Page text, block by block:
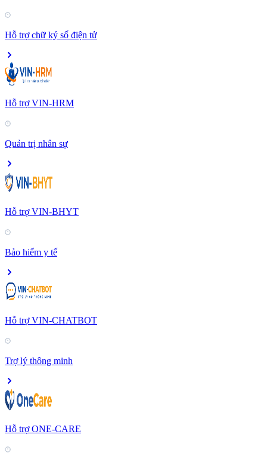
Hỗ trợ chữ ký số điện tử
Hỗ trợ VIN-HRM
Quản trị nhân sự
Hỗ trợ VIN-BHYT
Bảo hiểm y tế
Hỗ trợ VIN-CHATBOT
Trợ lý thông minh
Hỗ trợ ONE-CARE